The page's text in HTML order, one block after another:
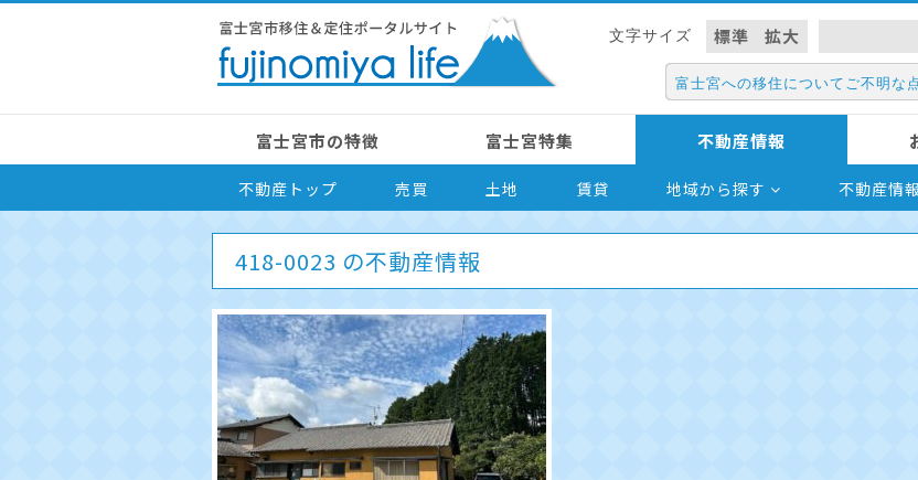
文字サイズ 標準 拡大
富士宮への移住についてご不明な
富士宮市の特徴 富士宮特集 不動産情報
不動産トップ 売買 土地 賃貸 地域から探す 不動産情
418-0023 の不動産情報